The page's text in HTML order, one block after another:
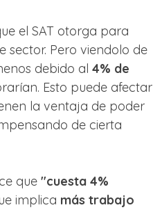
el SAT otorga para
sector. Pero viendolo de
debido al 4% de
Esto puede afectar
la ventaja de poder
de cierta
que "cuesta 4%
implica más trabajo